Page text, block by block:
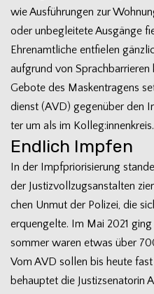
wie Aus­füh­run­gen zur
oder unbe­glei­tete Aus­gänge
Ehren­amt­li­che ent­fie­len
auf­grund von
Gebote des Mas­ken­tra­gens
dienst (AVD) gegen­über den
ter um als im Kolleg:innenkreis.
Endlich Impfen
In der Impf­prio­ri­sie­rung
der Jus­tiz­voll­zugs­an­stal­ten
chen Unmut der Poli­zei, die
erquen­gelte. Im Mai 2021
som­mer waren etwas über
Vom AVD sol­len bis heute
behaup­tet die Jus­tiz­se­na­to­rin